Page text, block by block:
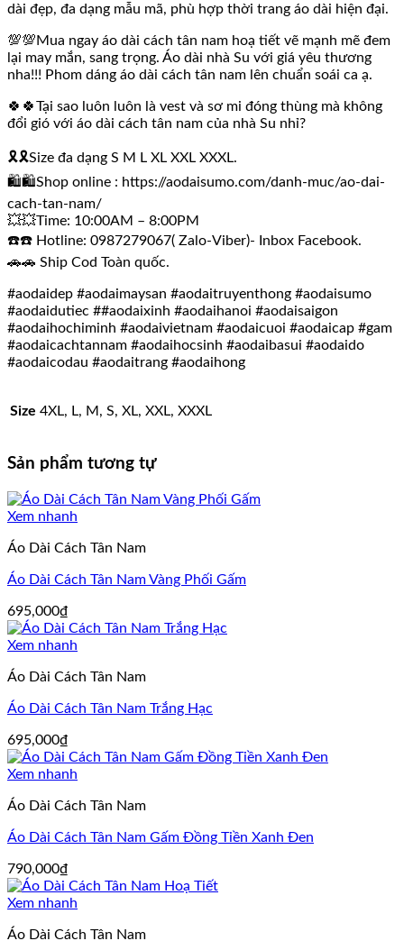
dài đẹp, đa dạng mẫu mã, phù hợp thời trang áo dài hiện đại.
💯💯Mua ngay áo dài cách tân nam hoạ tiết vẽ mạnh mẽ đem
lại may mắn, sang trọng. Áo dài nhà Su với giá yêu thương
nha!!! Phom dáng áo dài cách tân nam lên chuẩn soái ca ạ.
🍀🍀Tại sao luôn luôn là vest và sơ mi đóng thùng mà không
đổi gió với áo dài cách tân nam của nhà Su nhỉ?
🎗🎗Size đa dạng S M L XL XXL XXXL.
🛍🛍Shop online : https://aodaisumo.com/danh-muc/ao-dai-
cach-tan-nam/
💥💥Time: 10:00AM – 8:00PM
☎️☎️ Hotline: 0987279067( Zalo-Viber)- Inbox Facebook.
🚗🚗 Ship Cod Toàn quốc.
#aodaidep #aodaimaysan #aodaitruyenthong #aodaisumo
#aodaidutiec ##aodaixinh #aodaihanoi #aodaisaigon
#aodaihochiminh #aodaivietnam #aodaicuoi #aodaicap #gam
#aodaicachtannam #aodaihocsinh #aodaibasui #aodaido
#aodaicodau #aodaitrang #aodaihong
Size 4XL, L, M, S, XL, XXL, XXXL
Sản phẩm tương tự
Xem nhanh
Áo Dài Cách Tân Nam
Áo Dài Cách Tân Nam Vàng Phối Gấm
695,000₫
Xem nhanh
Áo Dài Cách Tân Nam
Áo Dài Cách Tân Nam Trắng Hạc
695,000₫
Xem nhanh
Áo Dài Cách Tân Nam
Áo Dài Cách Tân Nam Gấm Đồng Tiền Xanh Đen
790,000₫
Xem nhanh
Áo Dài Cách Tân Nam